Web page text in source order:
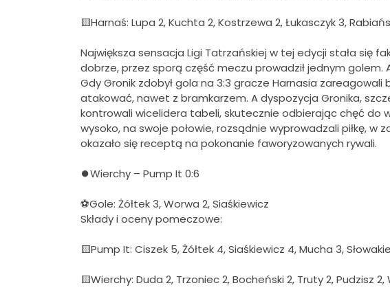
🟨Harnaś: Lupa 2, Kuchta 2, Kostrzewa 2, Łukasczyk 3,
Największa sensacja Ligi Tatrzańskiej w tej edycji stała się
dobrze, przez sporą część meczu prowadził jednym golem.
Gdy Gronik zdobył gola na 3:3 gracze Harnasia
atakować, nawet z bramkarzem. A dyspozycja Gronika,
kontrowali wicelidera tabeli, skutecznie odbierając chęć do
wysoko, na swoje połowie, rozsądnie wyprowadzali piłkę,
okazało się receptą na pokonanie faworyzowanych rywali.
⏺Wierchy – Pump It 0:6
⚽Gole: Żółtek 3, Worwa 2, Siaśkiewicz
Składy i oceny pomeczowe:
🟨Pump It: Ciszek 5, Żółtek 4, Siaśkiewicz 4, Mucha 3,
🟨Wierchy: Duda 2, Trzoniec 2, Bocheński 2, Truty 2, Pudzisz